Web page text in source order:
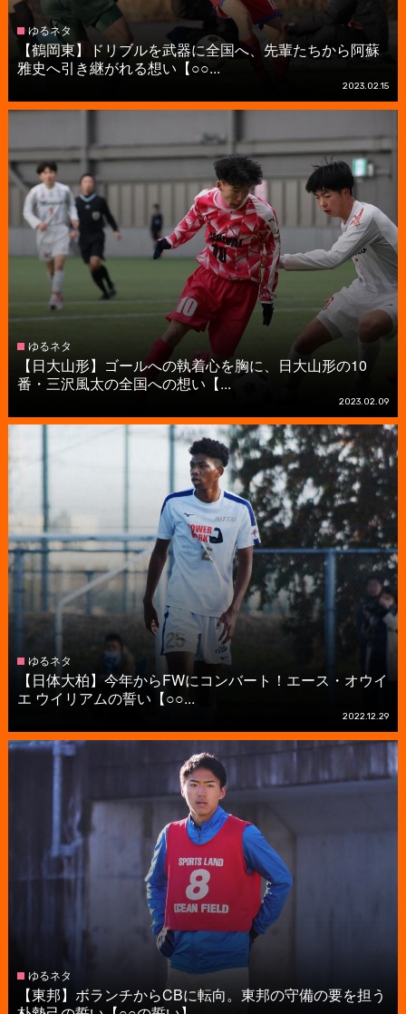
ゆるネタ
【鶴岡東】ドリブルを武器に全国へ、先輩たちから阿蘇
雅史へ引き継がれる想い【○○...
2023.02.15
ゆるネタ
【日大山形】ゴールへの執着心を胸に、日大山形の10
番・三沢風太の全国への想い【...
2023.02.09
ゆるネタ
【日体大柏】今年からFWにコンバート！エース・オウイ
エ ウイリアムの誓い【○○...
2022.12.29
ゆるネタ
【東邦】ボランチからCBに転向。東邦の守備の要を担う